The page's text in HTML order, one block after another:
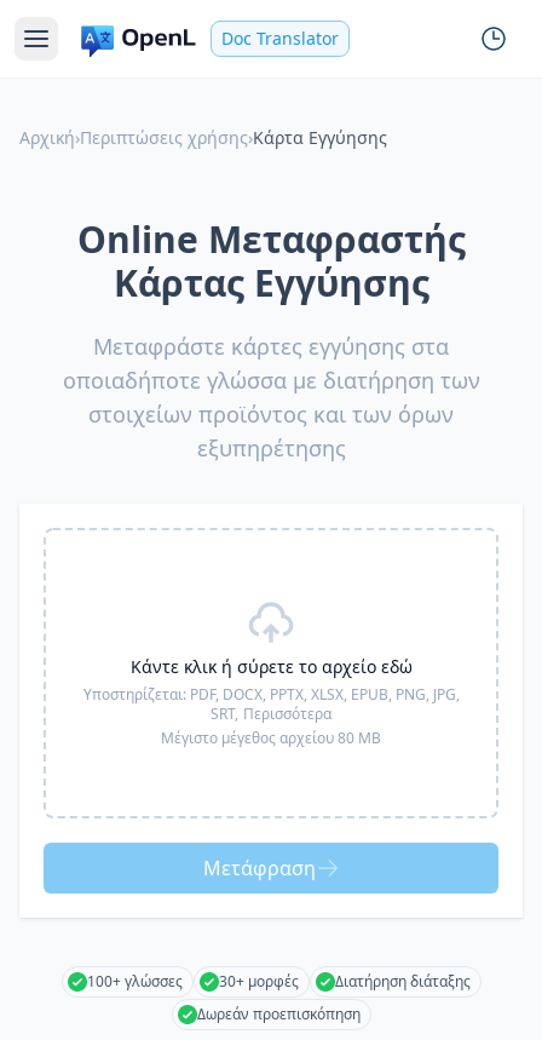
Doc Translator
Αρχική›Περιπτώσεις χρήσης›Κάρτα Εγγύησης
Online Μεταφραστής
Κάρτας Εγγύησης
Μεταφράστε κάρτες εγγύησης στα
οποιαδήποτε γλώσσα με διατήρηση των
στοιχείων προϊόντος και των όρων
εξυπηρέτησης
Κάντε κλικ ή σύρετε το αρχείο εδώ
Υποστηρίζεται: PDF, DOCX, PPTX, XLSX, EPUB, PNG, JPG,
SRT, Περισσότερα
Μέγιστο μέγεθος αρχείου 80 MB
Μετάφραση
100+ γλώσσες 30+ μορφές
Διατήρηση διάταξης
Δωρεάν προεπισκόπηση